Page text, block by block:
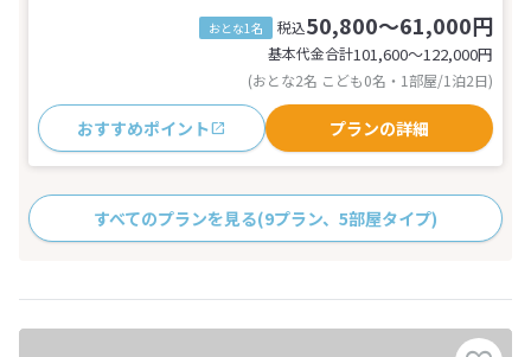
おとな1名 税込50,800～61,000円
基本代金合計101,600〜122,000円
(おとな2名 こども0名・1部屋/1泊2日)
おすすめポイント プランの詳細
すべてのプランを見る(9プラン、5部屋タイプ)